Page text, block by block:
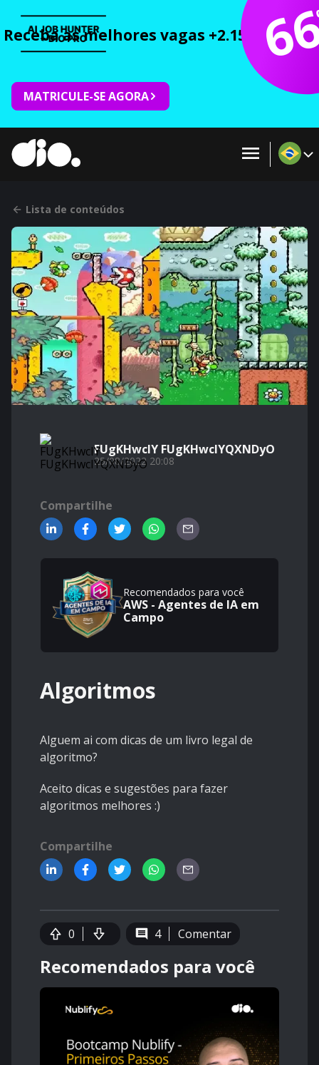
Receba as melhores vagas +2.150 cursos
MATRICULE-SE AGORA
Lista de conteúdos
FUgKHwcIY FUgKHwcIYQXNDyO
25/08/2022 20:08
Compartilhe
Recomendados para você
AWS - Agentes de IA em
Campo
Algoritmos
Alguem ai com dicas de um livro legal de
algoritmo?
Aceito dicas e sugestões para fazer
algoritmos melhores :)
Compartilhe
0 4 Comentar
Recomendados para você